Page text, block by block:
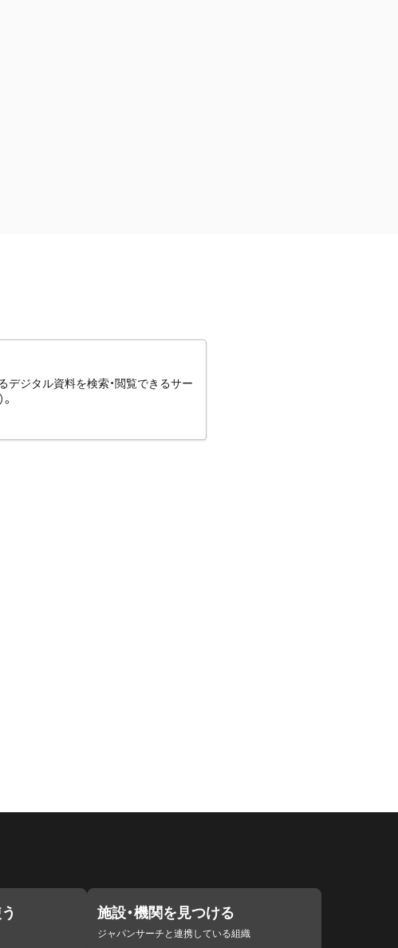
デジタル資料を検索・閲覧できるサー
施設・機関を見つける
ジャパンサーチと連携している組織